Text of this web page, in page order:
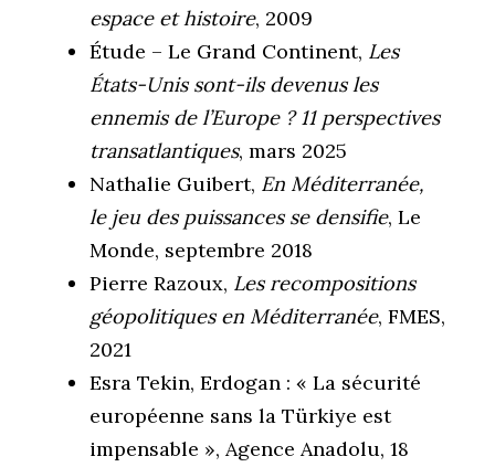
espace et histoire, 2009
Étude – Le Grand Continent, Les
États-Unis sont-ils devenus les
ennemis de l’Europe ? 11 perspectives
transatlantiques, mars 2025
Nathalie Guibert, En Méditerranée,
le jeu des puissances se densifie, Le
Monde, septembre 2018
Pierre Razoux, Les recompositions
géopolitiques en Méditerranée, FMES,
2021
Esra Tekin, Erdogan : « La sécurité
européenne sans la Türkiye est
impensable », Agence Anadolu, 18